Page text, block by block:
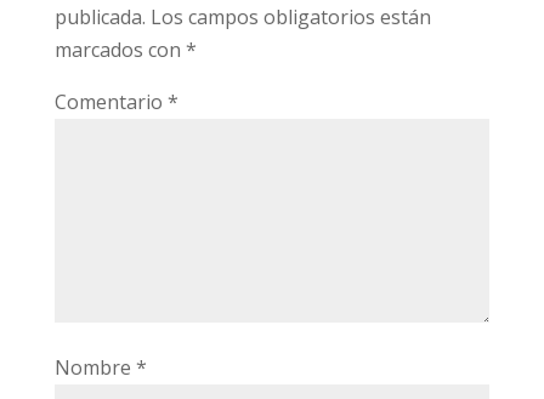
publicada. Los campos obligatorios están
marcados con *
Comentario *
Nombre *